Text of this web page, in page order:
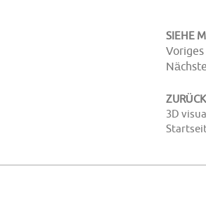
SIEHE
Voriges
Nächste
3D